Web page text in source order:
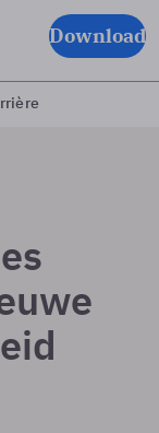
Download